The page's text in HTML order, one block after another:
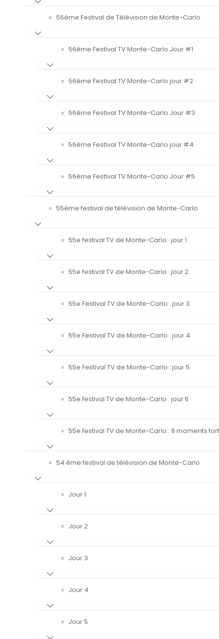
56ème Festival de Télévision de Monte-Carlo
56ème Festival TV Monte-Carlo Jour #1
56ème Festival TV Monte-Carlo jour #2
56ème Festival TV Monte-Carlo Jour #3
56ème Festival TV Monte-Carlo jour #4
56ème Festival TV Monte-Carlo Jour #5
55ème festival de télévision de Monte-Carlo
55e festival TV de Monte-Carlo : jour 1
55e festival TV de Monte-Carlo : jour 2
55e Festival TV de Monte-Carlo : jour 3
55e Festival TV de Monte-Carlo : jour 4
55e Festival TV de Monte-Carlo : jour 5
55e festival TV de Monte-Carlo : jour 6
55e festival TV de Monte-Carlo : 6 moments
54 ème festival de télévision de Monte-Carlo
Jour 1
Jour 2
Jour 3
Jour 4
Jour 5